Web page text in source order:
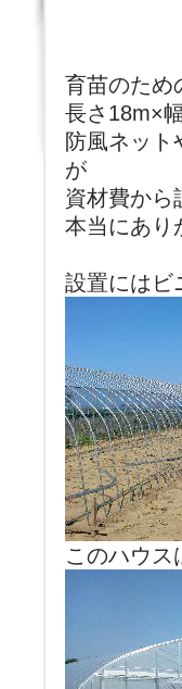
育苗のため
長さ18m×
防風ネット
が
資材費から
本当にあり
設置にはビ
このハウス